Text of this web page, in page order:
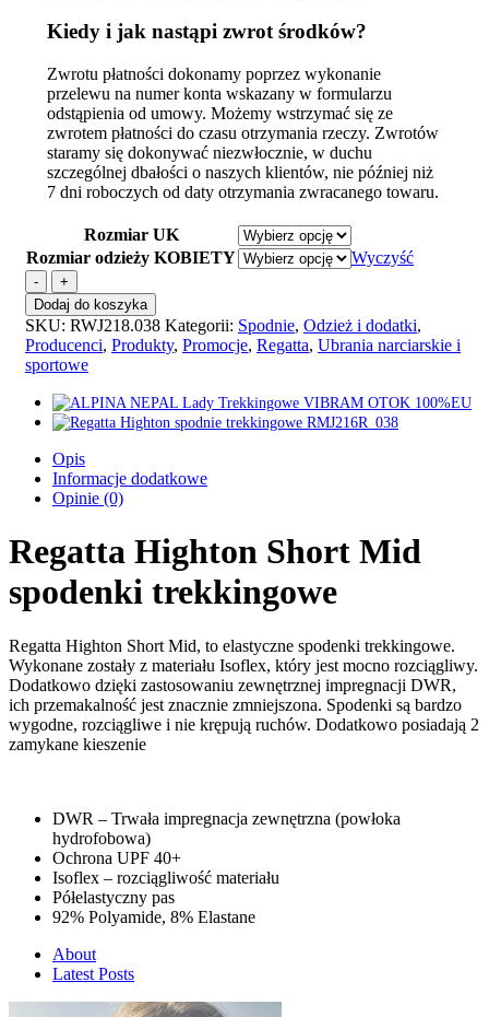
Kiedy i jak nastąpi zwrot środków?
Zwrotu płatności dokonamy poprzez wykonanie
przelewu na numer konta wskazany w formularzu
odstąpienia od umowy. Możemy wstrzymać się ze
zwrotem płatności do czasu otrzymania rzeczy. Zwrotów
staramy się dokonywać niezwłocznie, w duchu
szczególnej dbałości o naszych klientów, nie później niż
7 dni roboczych od daty otrzymania zwracanego towaru.
Rozmiar UK
Rozmiar odzieży KOBIETY
Wyczyść
ilość
Regatta
Highton
spodenki
trekkingowe
RWJ218_038
Dodaj do koszyka
SKU: RWJ218.038 Kategorii: Spodnie, Odzież i dodatki,
Producenci, Produkty, Promocje, Regatta, Ubrania narciarskie i
sportowe
Opis
Informacje dodatkowe
Opinie (0)
Regatta Highton Short Mid
spodenki trekkingowe
Regatta Highton Short Mid, to elastyczne spodenki trekkingowe.
Wykonane zostały z materiału Isoflex, który jest mocno rozciągliwy.
Dodatkowo dzięki zastosowaniu zewnętrznej impregnacji DWR,
ich przemakalność jest znacznie zmniejszona. Spodenki są bardzo
wygodne, rozciągliwe i nie krępują ruchów. Dodatkowo posiadają 2
zamykane kieszenie
DWR – Trwała impregnacja zewnętrzna (powłoka
hydrofobowa)
Ochrona UPF 40+
Isoflex – rozciągliwość materiału
Półelastyczny pas
92% Polyamide, 8% Elastane
About
Latest Posts